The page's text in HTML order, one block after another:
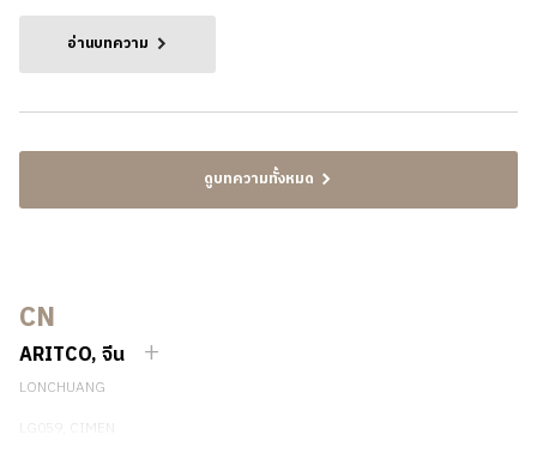
อ่านบทความ
ดูบทความทั้งหมด
CN
ARITCO, จีน
LONCHUANG
LG059, CIMEN